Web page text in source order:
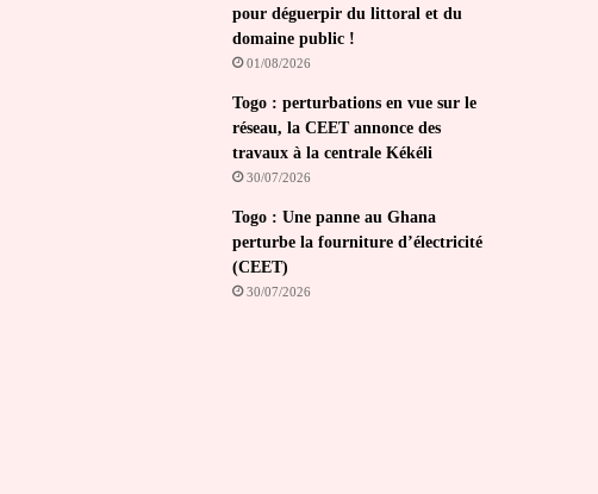
pour déguerpir du littoral et du
domaine public !
01/08/2026
Togo : perturbations en vue sur le
réseau, la CEET annonce des
travaux à la centrale Kékéli
30/07/2026
Togo : Une panne au Ghana
perturbe la fourniture d’électricité
(CEET)
30/07/2026